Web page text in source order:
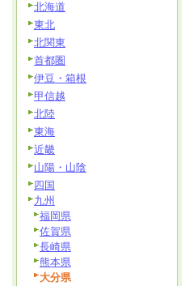
北海道
東北
北関東
首都圏
伊豆・箱根
甲信越
北陸
東海
近畿
山陽・山陰
四国
九州
福岡県
佐賀県
長崎県
熊本県
大分県